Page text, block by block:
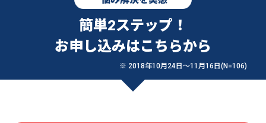
簡単2ステップ！
お申し込みはこちらから
※ 2018年10月24日〜11月16日(N=106)